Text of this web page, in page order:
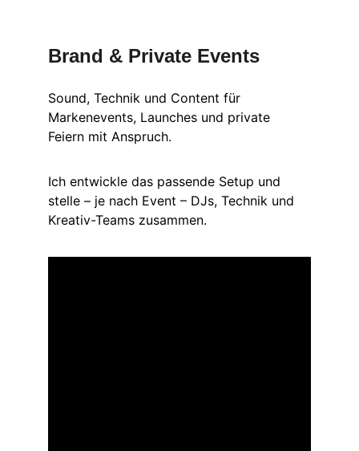
Brand & Private Events
Sound, Technik und Content für
Markenevents, Launches und private
Feiern mit Anspruch.
Ich entwickle das passende Setup und
stelle – je nach Event – DJs, Technik und
Kreativ-Teams zusammen.